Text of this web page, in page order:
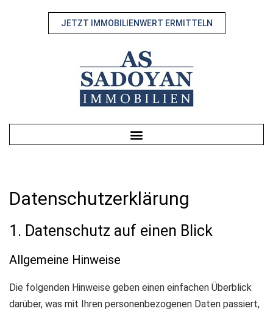
JETZT IMMOBILIENWERT ERMITTELN
Datenschutz­erklärung
1. Datenschutz auf einen Blick
Allgemeine Hinweise
Die folgenden Hinweise geben einen einfachen Überblick
darüber, was mit Ihren personenbezogenen Daten passiert,